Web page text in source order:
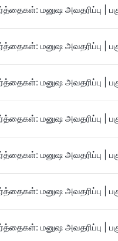
மனுஷ அவதரிப்பு |
மனுஷ அவதரிப்பு |
மனுஷ அவதரிப்பு |
மனுஷ அவதரிப்பு |
மனுஷ அவதரிப்பு |
மனுஷ அவதரிப்பு |
மனுஷ அவதரிப்பு |